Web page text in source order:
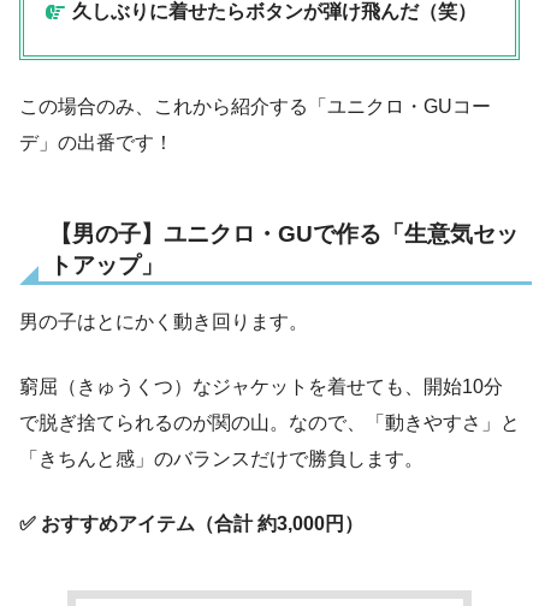
久しぶりに着せたらボタンが弾け飛んだ（笑）
この場合のみ、これから紹介する「ユニクロ・GUコー
デ」の出番です！
【男の子】ユニクロ・GUで作る「生意気セッ
トアップ」
男の子はとにかく動き回ります。
窮屈（きゅうくつ）なジャケットを着せても、開始10分
で脱ぎ捨てられるのが関の山。なので、「動きやすさ」と
「きちんと感」のバランスだけで勝負します。
✅ おすすめアイテム（合計 約3,000円）